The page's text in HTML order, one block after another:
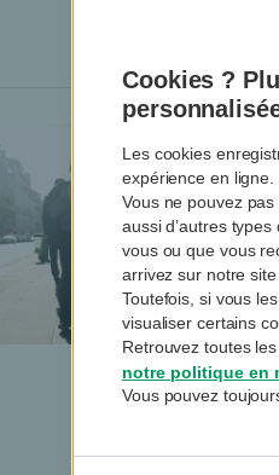
Cookies ?
Les cookies
expérience en
Vous ne pouvez
aussi d’autres
vous ou que vous
arrivez sur notre
Toutefois, si vous
visualiser certains
Retrouvez toutes
notre politique en
Vous pouvez